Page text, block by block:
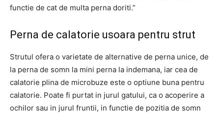
functie de cat de multa perna doriti.”
Perna de calatorie usoara pentru strut
Strutul ofera o varietate de alternative de perna unice, de
la perna de somn la mini perna la indemana, iar cea de
calatorie plina de microbuze este o optiune buna pentru
calatorie. Poate fi purtat in jurul gatului, ca o acoperire a
ochilor sau in jurul fruntii, in functie de pozitia de somn